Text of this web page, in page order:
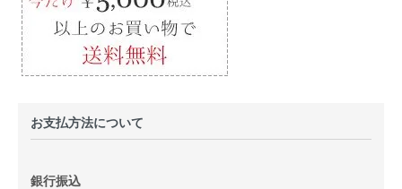
お支払方法について
銀行振込